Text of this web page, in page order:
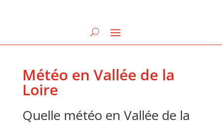
Météo en Vallée de la
Loire
Quelle météo en Vallée de la